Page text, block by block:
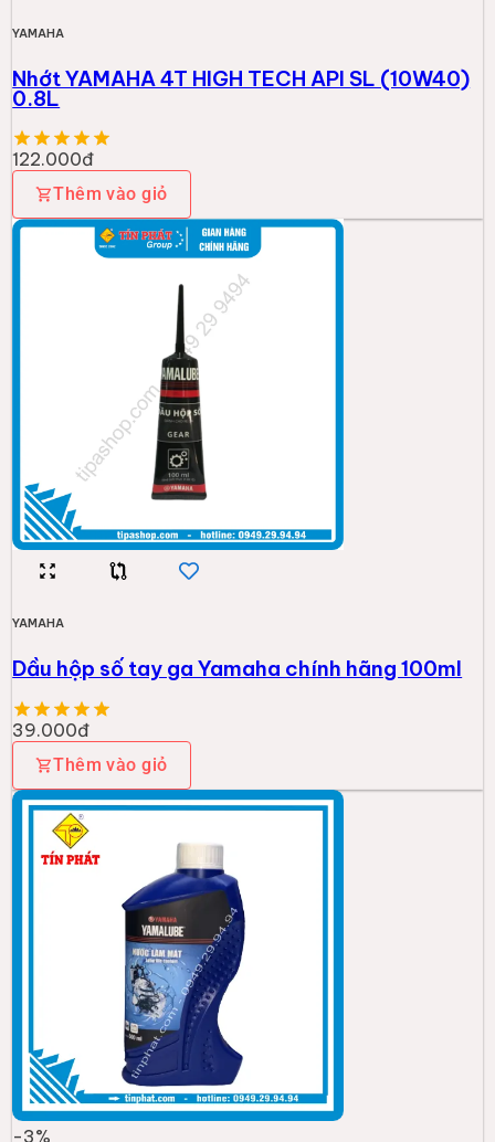
YAMAHA
Nhớt YAMAHA 4T HIGH TECH API SL (10W40)
0.8L
122.000đ
Thêm vào giỏ
YAMAHA
Dầu hộp số tay ga Yamaha chính hãng 100ml
39.000đ
Thêm vào giỏ
-3%